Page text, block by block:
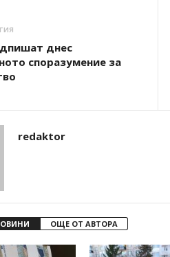
днес
споразумение за
redaktor
ОЩЕ ОТ АВТОРА